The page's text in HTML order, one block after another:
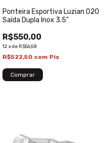
Ponteira Esportiva Luzian 020
Saída Dupla Inox 3.5"
R$550,00
12xde R$56,58
R$522,50 com Pix